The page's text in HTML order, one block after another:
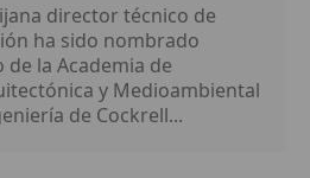
director técnico de
ha sido nombrado
la Academia de
y Medioambiental
de Cockrell...